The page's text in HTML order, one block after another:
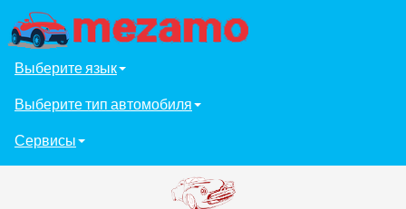
Выберите язык
Выберите тип автомобиля
Сервисы